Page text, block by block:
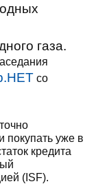
газа.
со
покупать уже в
кредита
(ISF).